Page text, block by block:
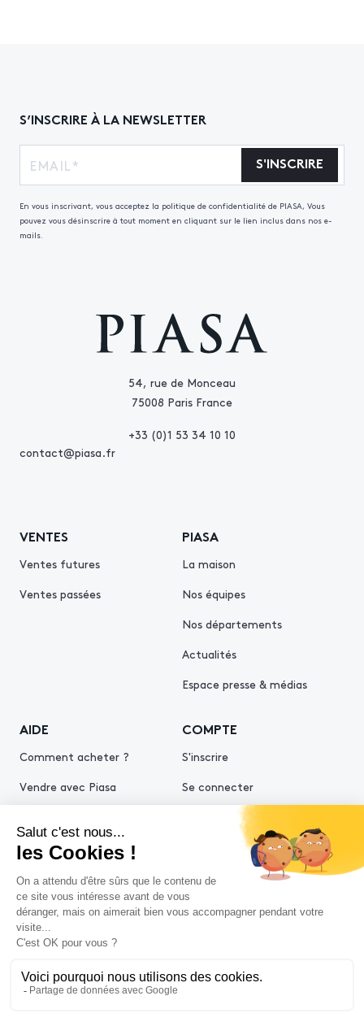
54, rue de Monceau
75008 Paris France
+33 (0)1 53 34 10 10
contact@piasa.fr
VENTES
Ventes futures
Ventes passées
PIASA
La maison
Nos équipes
Nos départements
Actualités
Espace presse & médias
AIDE
Comment acheter ?
Vendre avec Piasa
COMPTE
S'inscrire
Se connecter
S’INSCRIRE À LA NEWSLETTER
S'INSCRIRE
En vous inscrivant, vous acceptez la politique de confidentialité de PIASA, Vous
pouvez vous désinscrire à tout moment en cliquant sur le lien inclus dans nos e-
mails.
Politiques de confidentialitéPolitique cookies
Conditions générales d'utilisation